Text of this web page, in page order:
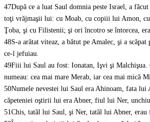
47După ce a luat Saul domnia peste Israel, a
toţi vrăjmaşii lui: cu Moab, cu copiii lui Amon,
Ţoba, şi cu Filistenii; şi ori încotro se întorcea,
48S-a arătat viteaz, a bătut pe Amalec, şi a
ce-l jefuiau.
49Fiii lui Saul au fost: Ionatan, Işvi şi Malchişua.
numeau: cea mai mare Merab, iar cea mai mică
50Numele nevestei lui Saul era Ahinoam, fata lui
căpeteniei oştirii lui era Abner, fiul lui Ner,
51Chis, tatăl lui Saul, şi Ner, tatăl lui Abner,